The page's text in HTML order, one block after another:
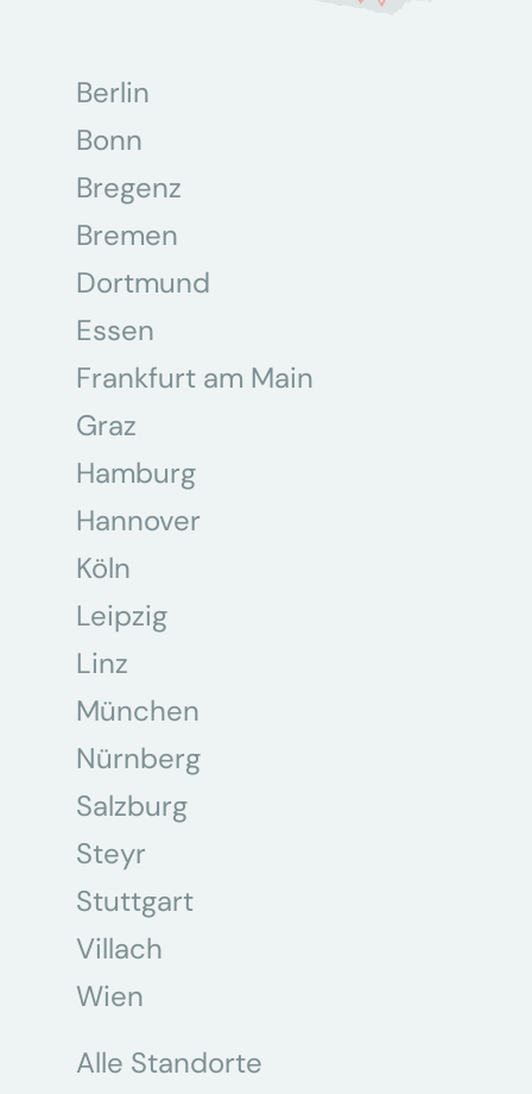
Berlin
Bonn
Bregenz
Bremen
Dortmund
Essen
Frankfurt am Main
Graz
Hamburg
Hannover
Köln
Leipzig
Linz
München
Nürnberg
Salzburg
Steyr
Stuttgart
Villach
Wien
Alle Standorte